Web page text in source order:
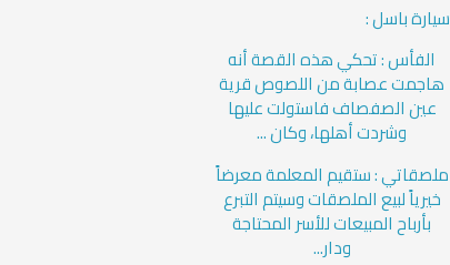
سيارة باسل :
الفأس : تحكي هذه القصة أنه
هاجمت عصابة من اللصوص قرية
عين الصفصاف فاستولت عليها
وشردت أهلها، وكان ...
ملصقاتي : ستقيم المعلمة معرضاً
خيرياً لبيع الملصقات وسيتم التبرع
بأرباح المبيعات للأسر المحتاجة
ودار...